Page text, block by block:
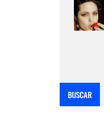
BUSCAR